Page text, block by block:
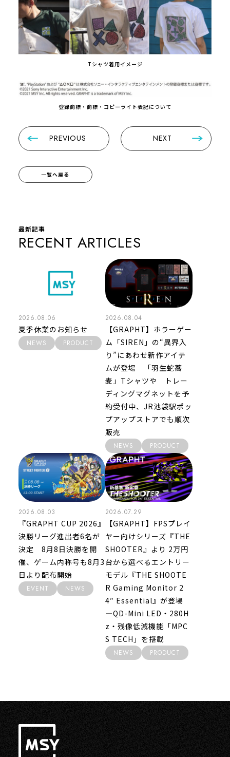
Tシャツ着用イメージ
登録商標・商標・コピーライト表記について
PREVIOUS NEXT
一覧へ戻る
最新記事
RECENT ARTICLES
2026.08.06
夏季休業のお知らせ
NEWS PRODUCT
2026.08.04
【GRAPHT】ホラーゲー
ム「SIREN」の“異界入
り”にあわせ新作アイテ
ムが登場 「羽生蛇蕎
麦」Tシャツや トレー
ディングマグネットを予
約受付中、JR池袋駅ポッ
プアップストアでも順次
販売
NEWS PRODUCT
2026.08.03
『GRAPHT CUP 2026』
決勝リーグ進出者6名が
決定 8月8日決勝を開
催、ゲーム内称号も8月3
日より配布開始
EVENT NEWS
2026.07.29
【GRAPHT】FPSプレイ
ヤー向けシリーズ『THE
SHOOTER』より 2万円
台から選べるエントリー
モデル『THE SHOOTE
R Gaming Monitor 2
4″ Essential』が登場
―QD-Mini LED・280H
z・残像低減機能「MPC
S TECH」を搭載
NEWS PRODUCT